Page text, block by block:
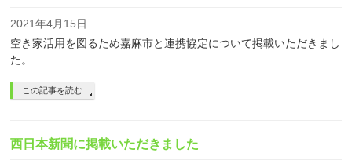
2021年4月15日
空き家活用を図るため嘉麻市と連携協定について掲載いただきまし
た。
この記事を読む
西日本新聞に掲載いただきました